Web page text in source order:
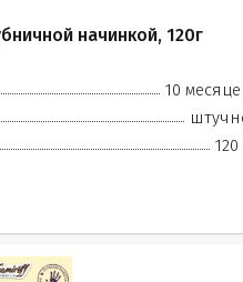
начинкой, 120г
10
120